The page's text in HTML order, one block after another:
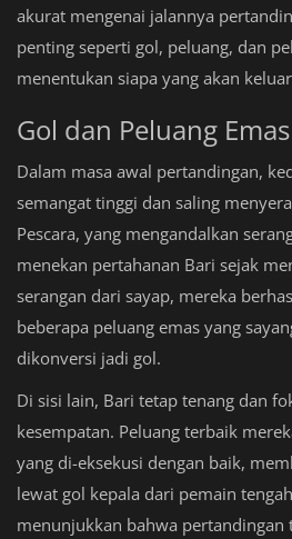
akurat mengenai jalannya
penting seperti gol, peluang, dan
menentukan siapa yang akan
Gol dan Peluang
Dalam masa awal pertandingan,
semangat tinggi dan saling
Pescara, yang mengandalkan
menekan pertahanan Bari sejak
serangan dari sayap, mereka
beberapa peluang emas yang
dikonversi jadi gol.
Di sisi lain, Bari tetap tenang dan
kesempatan. Peluang terbaik
yang di-eksekusi dengan baik,
lewat gol kepala dari pemain
menunjukkan bahwa pertandingan